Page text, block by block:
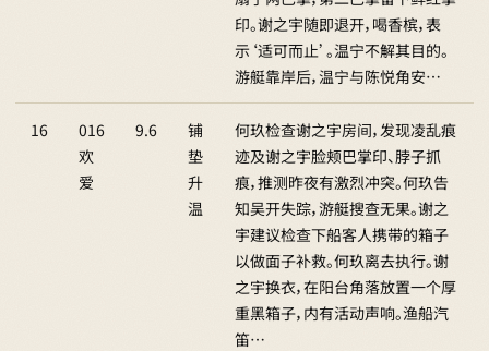
印。谢之宇随即退开，喝香槟，表
示‘适可而止’。温宁不解其目的。
游艇靠岸后，温宁与陈悦角安…
16
016
欢
爱
9.6
铺
垫
升
温
何玖检查谢之宇房间，发现凌乱痕
迹及谢之宇脸颊巴掌印、脖子抓
痕，推测昨夜有激烈冲突。何玖告
知吴开失踪，游艇搜查无果。谢之
宇建议检查下船客人携带的箱子
以做面子补救。何玖离去执行。谢
之宇换衣，在阳台角落放置一个厚
重黑箱子，内有活动声响。渔船汽
笛…